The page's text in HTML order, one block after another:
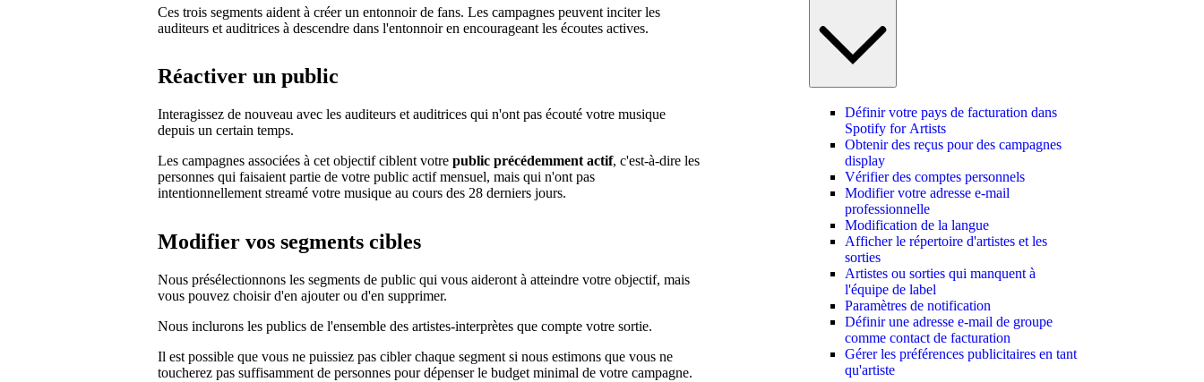
Ces trois segments aident à créer un entonnoir de fans. Les campagnes peuvent inciter les
auditeurs et auditrices à descendre dans l'entonnoir en encourageant les écoutes actives.
Réactiver un public
Interagissez de nouveau avec les auditeurs et auditrices qui n'ont pas écouté votre musique
depuis un certain temps.
Les campagnes associées à cet objectif ciblent votre public précédemment actif, c'est-à-dire les
personnes qui faisaient partie de votre public actif mensuel, mais qui n'ont pas
intentionnellement streamé votre musique au cours des 28 derniers jours.
Modifier vos segments cibles
Nous présélectionnons les segments de public qui vous aideront à atteindre votre objectif, mais
vous pouvez choisir d'en ajouter ou d'en supprimer.
Nous inclurons les publics de l'ensemble des artistes-interprètes que compte votre sortie.
Il est possible que vous ne puissiez pas cibler chaque segment si nous estimons que vous ne
toucherez pas suffisamment de personnes pour dépenser le budget minimal de votre campagne.
Définir votre pays de facturation dans
Spotify for Artists
Obtenir des reçus pour des campagnes
display
Vérifier des comptes personnels
Modifier votre adresse e-mail
professionnelle
Modification de la langue
Afficher le répertoire d'artistes et les
sorties
Artistes ou sorties qui manquent à
l'équipe de label
Paramètres de notification
Définir une adresse e-mail de groupe
comme contact de facturation
Gérer les préférences publicitaires en tant
qu'artiste